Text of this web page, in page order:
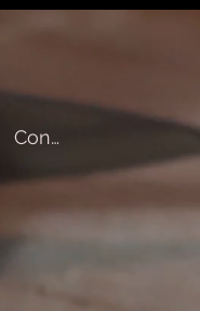
Connexion